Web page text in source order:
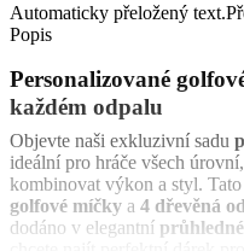
Automaticky přeložený text.
Popis
Personalizované
každém odpalu
Objevte naši exkluzivní sadu
ideální pro hráče všech
kombinovat výkon a styl. Tato
golfové míčky a 4 dřevěná
dodáno v elegantní